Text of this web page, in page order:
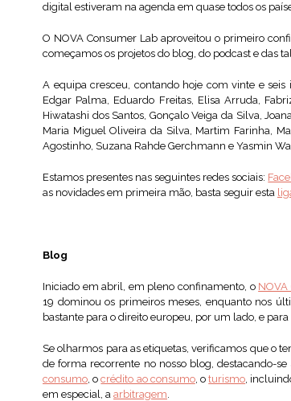
digital estiveram na agenda em quase todos os
O NOVA Consumer Lab aproveitou o primeiro
começamos os projetos do blog, do podcast e das
A equipa cresceu, contando hoje com vinte e seis
Edgar Palma, Eduardo Freitas, Elisa Arruda,
Hiwatashi dos Santos, Gonçalo Veiga da Silva,
Maria Miguel Oliveira da Silva, Martim Farinha,
Agostinho, Suzana Rahde Gerchmann e Yasmin
Estamos presentes nas seguintes redes sociais:
as novidades em primeira mão, basta seguir esta
Blog
Iniciado em abril, em pleno confinamento, o
19 dominou os primeiros meses, enquanto nos
bastante para o direito europeu, por um lado, e
Se olharmos para as etiquetas, verificamos que o
de forma recorrente no nosso blog, destacando-se
consumo, ocrédito ao consumo, oturismo,
em especial, a arbitragem.